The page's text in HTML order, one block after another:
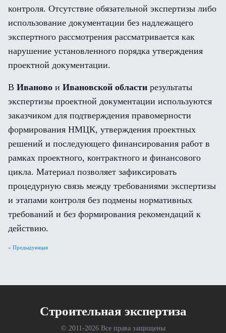
контроля. Отсутствие обязательной экспертизы либо
использование документации без надлежащего
экспертного рассмотрения рассматривается как
нарушение установленного порядка утверждения
проектной документации.
В Иваново и Ивановской области результаты
экспертизы проектной документации используются
заказчиком для подтверждения правомерности
формирования НМЦК, утверждения проектных
решений и последующего финансирования работ в
рамках проектного, контрактного и финансового
цикла. Материал позволяет зафиксировать
процедурную связь между требованиями экспертизы
и этапами контроля без подмены нормативных
требований и без формирования рекомендаций к
действию.
« Предыдующая
Cтроительная экспертиза
© 2011-2026 Все права защищены